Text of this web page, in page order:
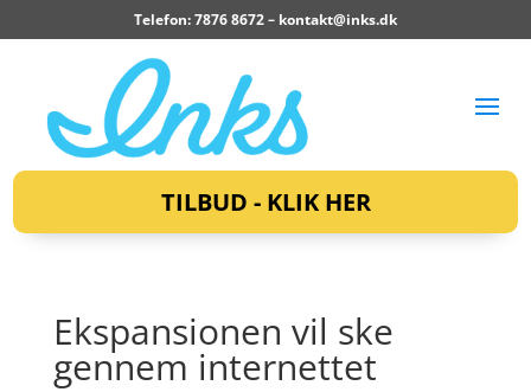
Telefon: 7876 8672 – kontakt@inks.dk
TILBUD - KLIK HER
Ekspansionen vil ske
gennem internettet